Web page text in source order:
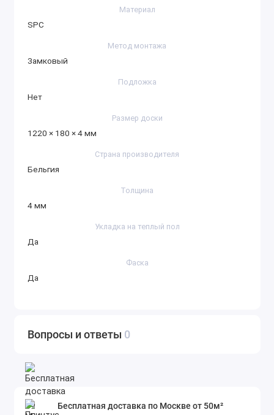
Материал
SPC
Метод монтажа
Замковый
Подложка
Нет
Размер доски
1220 × 180 × 4 мм
Страна производителя
Бельгия
Толщина
4 мм
Укладка на теплый пол
Да
Фаска
Да
Вопросы и ответы 0
Бесплатная доставка по Москве от 50м²